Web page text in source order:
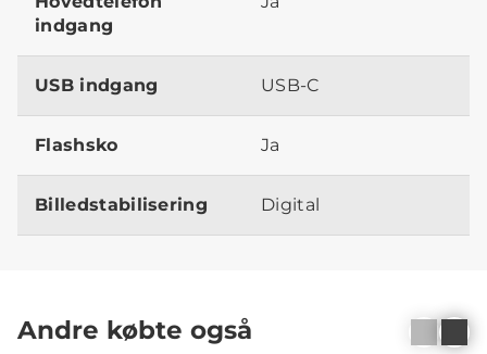
indgang
USB indgang USB-C
Flashsko Ja
Billedstabilisering Digital
Andre købte også